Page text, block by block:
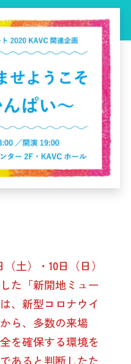
土）・10日（日）
た「新開地ミュー
、新型コロナウイ
ら、多数の来場
を確保する環境を
あると判断したた